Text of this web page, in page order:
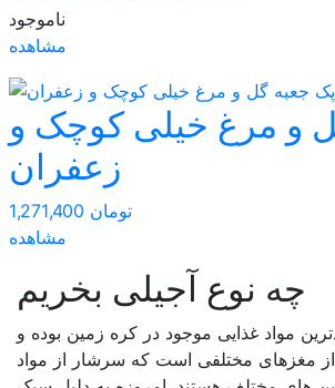
ناموجود
مشاهده
و مرغ خیلی کوچک و
زعفران
1,271,400 تومان
مشاهده
چه نوع آجیلی بخریم
مواد غذایی موجود در کره زمین بوده و
از مغزهای مختلفی است که سرشار از مواد